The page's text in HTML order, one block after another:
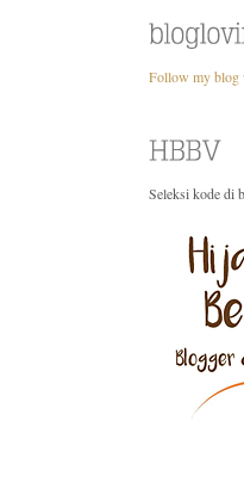
Follow my
Seleksi kode di